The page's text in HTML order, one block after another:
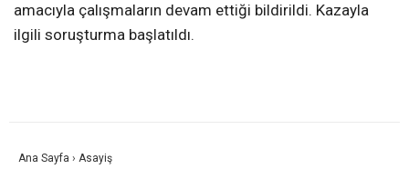
amacıyla çalışmaların devam ettiği bildirildi. Kazayla
ilgili soruşturma başlatıldı.
Ana Sayfa › Asayiş